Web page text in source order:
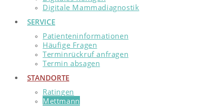
Digitale Mammadiagnostik
SERVICE
Patienteninformationen
Häufige Fragen
Terminrückruf anfragen
Termin absagen
STANDORTE
Ratingen
Mettmann